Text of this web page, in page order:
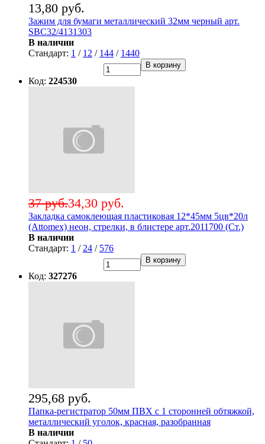
13,80 руб.
Зажим для бумаги металлический 32мм черный арт.
SBC32/4131303
В наличии
Стандарт: 1 / 12 / 144 / 1440
В корзину
Код: 224530
34,30 руб.
37 руб.
Закладка самоклеющая пластиковая 12*45мм 5цв*20л
(Attomex) неон, стрелки, в блистере арт.2011700 (Ст.)
В наличии
Стандарт: 1 / 24 / 576
В корзину
Код: 327276
295,68 руб.
Папка-регистратор 50мм ПВХ с 1 сторонней обтяжкой,
металлический уголок, красная, разобранная
В наличии